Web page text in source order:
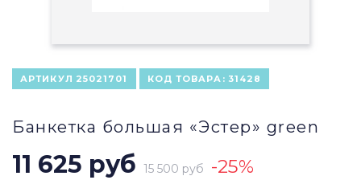
АРТИКУЛ 25021701 КОД ТОВАРА: 31428
Банкетка большая «Эстер» green
11 625 руб 15 500 руб -25%